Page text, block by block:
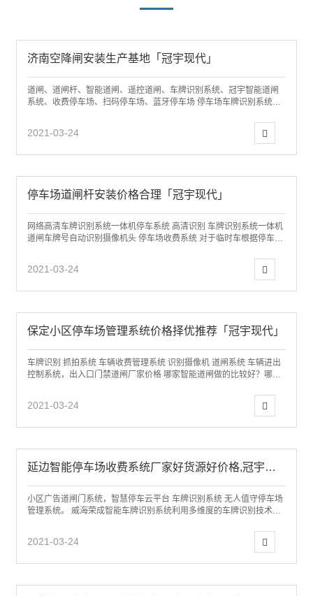
济南空降闸安装生产基地「冠宇现代」
道闸、道闸杆、智能道闸、遥控道闸、车牌识别系统、冠宇智能道闸
系统、收费停车场、扫码停车场、蓝牙停车场 停车场车牌识别系统技
2021-03-24
停车场道闸杆安装价格合理「冠宇现代」
网络高清车牌识别系统一体机停车系统 高清识别 车牌识别系统一体机
道闸车牌号自动识别摄像机头 停车场收费系统 对于临时车根据停车时
2021-03-24
保定小区停车场管理系统价格择优推荐「冠宇现代」
车牌识别 抓拍系统 车辆收费管理系统 识别摄像机 道闸系统 车辆进出
控制系统，出入口门禁道闸厂家价格 哪家智能道闸做的比较好？哪家
2021-03-24
延边智能停车场收费系统厂家好货源好价格,冠宇现代值得信赖
小区广告道闸门系统，智慧停车云平台 车牌识别系统 无人值守停车场
管理系统。 威海荣成智能车牌识别系统利用多维度的车牌识别技术和
2021-03-24